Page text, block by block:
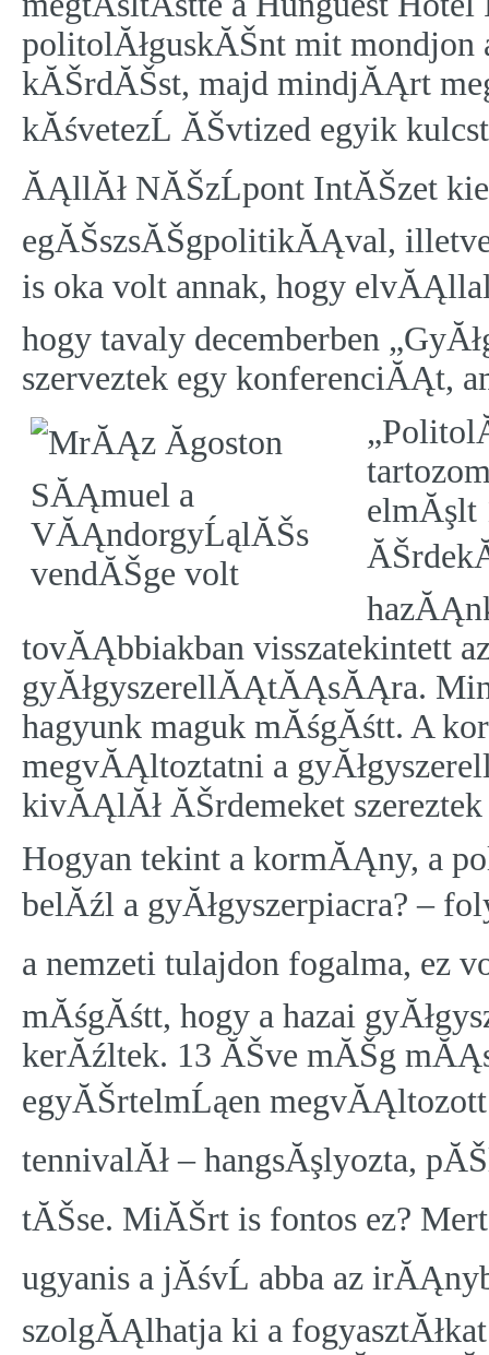
politolĂłguskĂŠnt mit mondjon
kĂŠrdĂŠst, majd mindjĂĄrt
kĂśvetezĹ ĂŠvtized egyik
ĂĄllĂł NĂŠzĹpont IntĂŠzet
egĂŠszsĂŠgpolitikĂĄval,
is oka volt annak, hogy
hogy tavaly decemberben
szerveztek egy konferenciĂĄt,
elmĂşlt
tovĂĄbbiakban visszatekintett
gyĂłgyszerellĂĄtĂĄsĂĄra.
hagyunk maguk mĂśgĂśtt. A
megvĂĄltoztatni a
kivĂĄlĂł ĂŠrdemeket
Hogyan tekint a kormĂĄny, a
belĂźl a gyĂłgyszerpiacra? –
a nemzeti tulajdon fogalma, ez
mĂśgĂśtt, hogy a hazai
kerĂźltek. 13 ĂŠve mĂŠg
egyĂŠrtelmĹąen megvĂĄltozott
tennivalĂł – hangsĂşlyozta,
tĂŠse. MiĂŠrt is fontos ez?
ugyanis a jĂśvĹ abba az
szolgĂĄlhatja ki a